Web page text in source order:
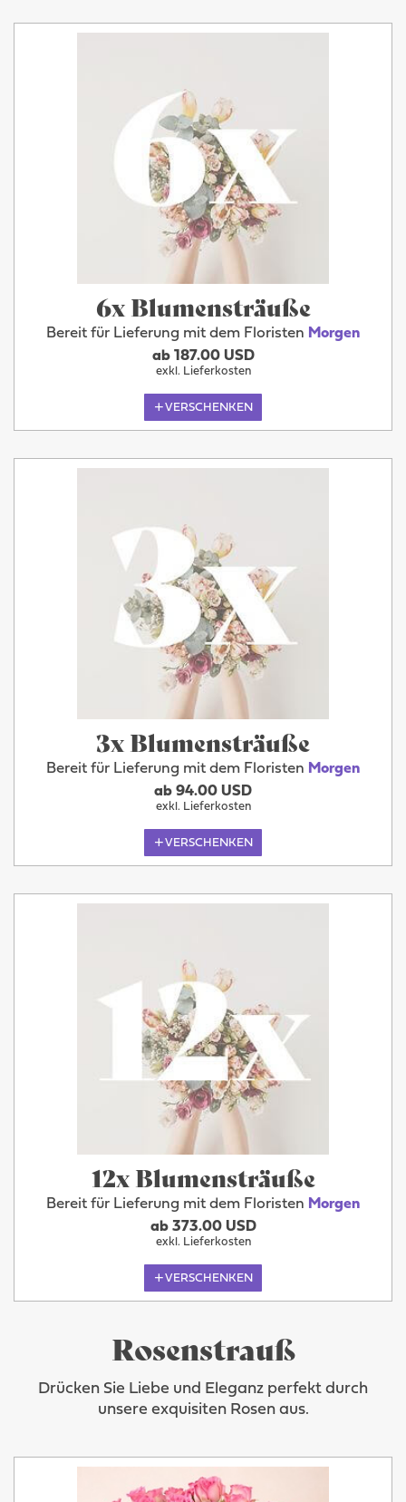
6x Blumensträuße
Bereit für Lieferung mit dem Floristen Morgen
ab 187.00 USD
exkl. Lieferkosten
VERSCHENKEN
3x Blumensträuße
Bereit für Lieferung mit dem Floristen Morgen
ab 94.00 USD
exkl. Lieferkosten
VERSCHENKEN
12x Blumensträuße
Bereit für Lieferung mit dem Floristen Morgen
ab 373.00 USD
exkl. Lieferkosten
VERSCHENKEN
Rosenstrauß
Drücken Sie Liebe und Eleganz perfekt durch
unsere exquisiten Rosen aus.